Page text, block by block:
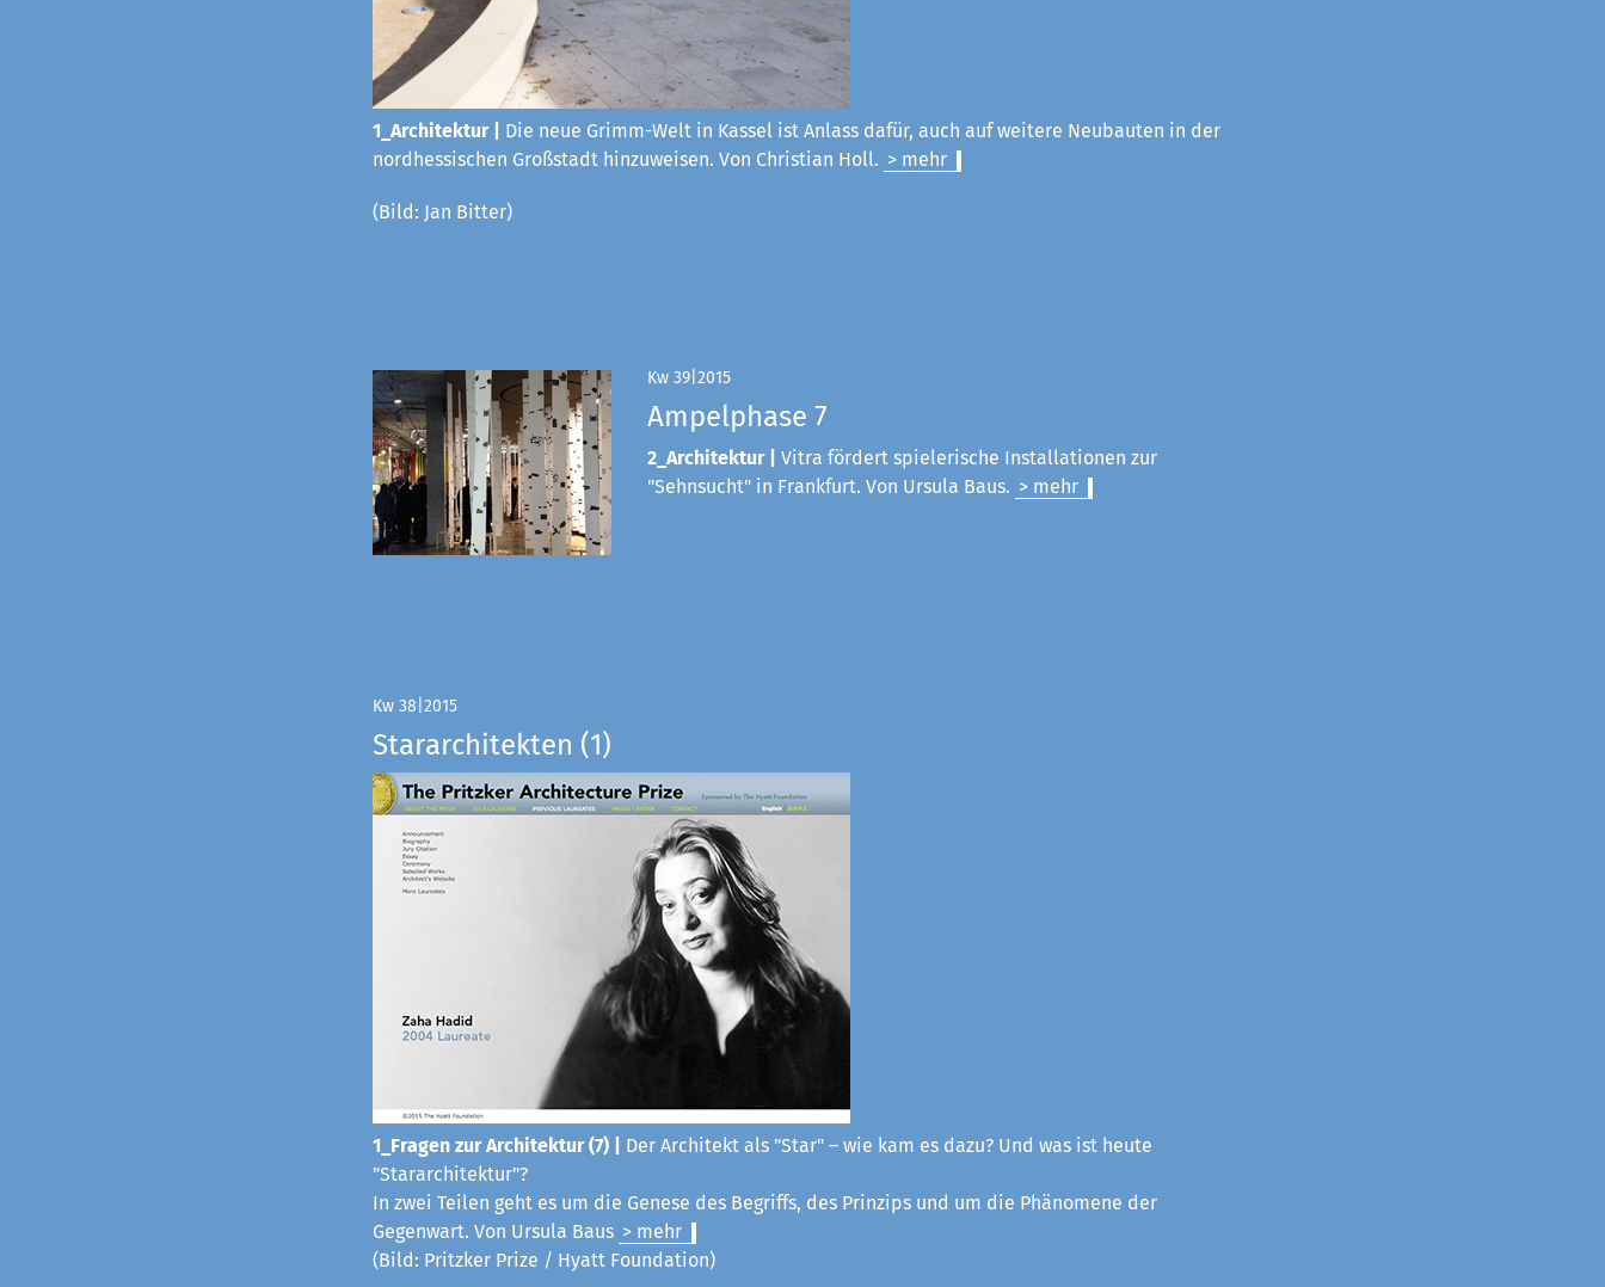
1_Architektur |
Die neue Grimm-Welt in Kassel ist Anlass dafür, auch auf weitere Neubauten in der
nordhessischen Großstadt hinzuweisen. Von Christian Holl. > mehr
(Bild: Jan Bitter)
Kw 39|2015
Ampelphase 7
2_Architektur |
Vitra fördert spielerische Installationen zur
"Sehnsucht" in Frankfurt. Von Ursula Baus. > mehr
Kw 38|2015
Stararchitekten (1)
1_Fragen zur Architektur (7) |
Der Architekt als "Star" – wie kam es dazu? Und was ist heute
"Stararchitektur"?
In zwei Teilen geht es um die Genese des Begriffs, des Prinzips und um die Phänomene der
Gegenwart. Von Ursula Baus > mehr
(Bild: Pritzker Prize / Hyatt Foundation)